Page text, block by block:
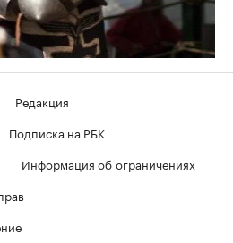
Редакция
Подписка на РБК
Информация об ограничениях